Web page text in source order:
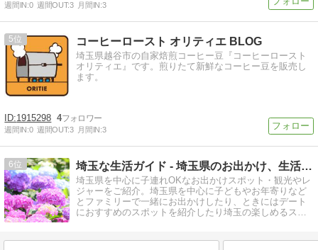
週間IN:0 週間OUT:3 月間IN:3
5 コーヒーロースト オリティエ BLOG
埼玉県越谷市の自家焙煎コーヒー豆『コーヒーロースト
オリティエ』です。煎りたて新鮮なコーヒー豆を販売し
ます。
1915298 4
週間IN:0 週間OUT:3 月間IN:3
6 埼玉な生活ガイド - 埼玉県のお出かけ、生活情報のご紹介
埼玉県を中心に子連れOKなお出かけスポット・観光やレ
ジャーをご紹介。埼玉県を中心に子どもやお年寄りなど
とファミリーで一緒にお出かけしたり、ときにはデート
におすすめのスポットを紹介したり埼玉の楽しめるスポ